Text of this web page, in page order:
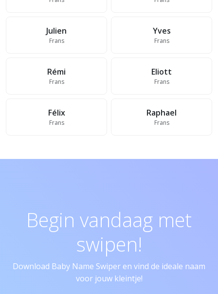
Julien
Frans
Yves
Frans
Rémi
Frans
Eliott
Frans
Félix
Frans
Raphael
Frans
Begin vandaag met
swipen!
Download Baby Name Swiper en vind de ideale naam
voor jouw kleintje!